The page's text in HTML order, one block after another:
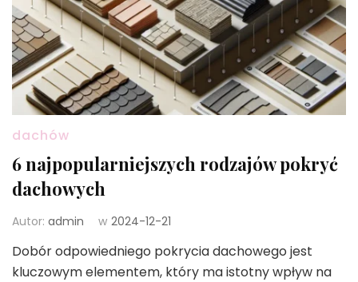
dachów
6 najpopularniejszych rodzajów pokryć
dachowych
Autor: admin w 2024-12-21
Dobór odpowiedniego pokrycia dachowego jest
kluczowym elementem, który ma istotny wpływ na